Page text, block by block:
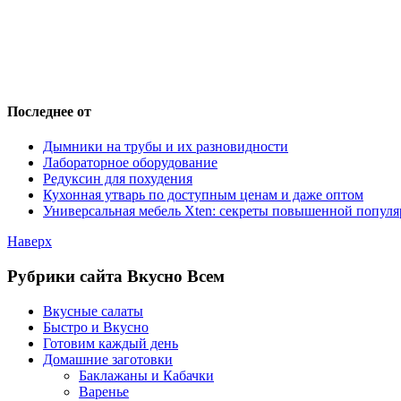
Последнее от
Дымники на трубы и их разновидности
Лабораторное оборудование
Редуксин для похудения
Кухонная утварь по доступным ценам и даже оптом
Универсальная мебель Xten: секреты повышенной
Наверх
Рубрики сайта Вкусно Всем
Вкусные салаты
Быстро и Вкусно
Готовим каждый день
Домашние заготовки
Баклажаны и Кабачки
Варенье